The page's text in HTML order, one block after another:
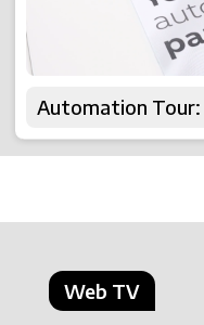
Automation Tour:
Web TV